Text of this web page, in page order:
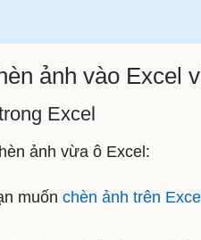
ảnh vào Excel
Excel
ảnh vừa ô Excel:
muốn chèn ảnh trên Excel